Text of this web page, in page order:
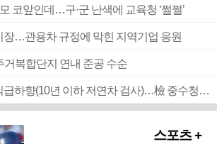
코앞인데…구·군 난색에 교육청 ‘쩔쩔’
장…관용차 규정에 막힌 지역기업 응원
거복합단지 연내 준공 수순
■ 검사 신분 버리고 직급하향(10년 이하 저연차 검사)…檢 중수청행 기피
스포츠 +